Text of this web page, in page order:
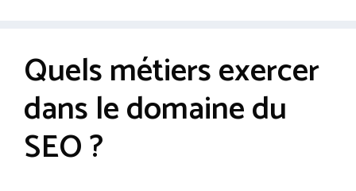
Quels métiers exercer
dans le domaine du
SEO ?